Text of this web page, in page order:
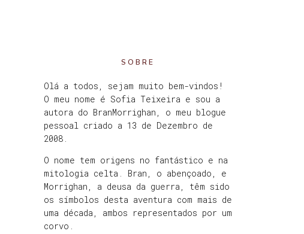
SOBRE
Olá a todos, sejam muito bem-vindos!
O meu nome é Sofia Teixeira e sou a
autora do BranMorrighan, o meu blogue
pessoal criado a 13 de Dezembro de
2008.
O nome tem origens no fantástico e na
mitologia celta. Bran, o abençoado, e
Morrighan, a deusa da guerra, têm sido
os símbolos desta aventura com mais de
uma década, ambos representados por um
corvo.